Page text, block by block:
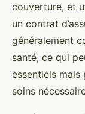
couverture, et
un contrat
généralement
santé, ce qui
essentiels
soins